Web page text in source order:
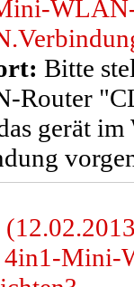
Bitte
Router
gerät
4in1-Mini-